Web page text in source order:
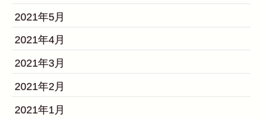
2021年5月
2021年4月
2021年3月
2021年2月
2021年1月